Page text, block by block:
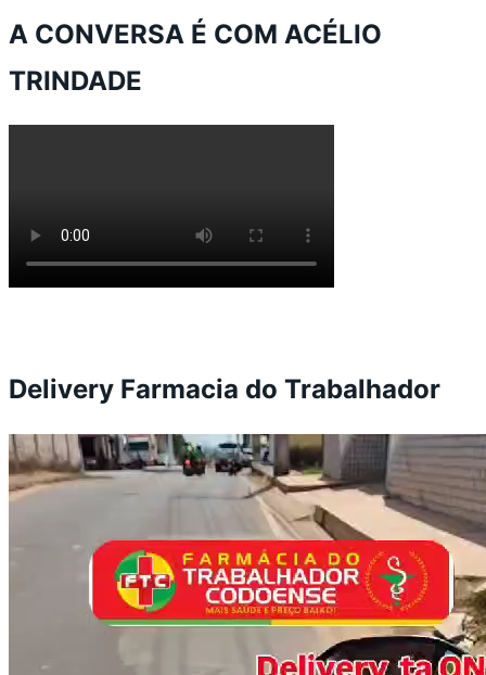
A CONVERSA É COM ACÉLIO
TRINDADE
Delivery Farmacia do Trabalhador